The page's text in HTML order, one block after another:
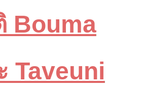
Bouma
Taveuni